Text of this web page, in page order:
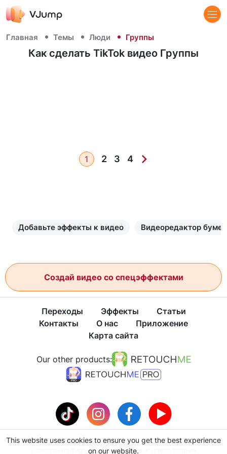
Главная Темы Люди Группы
Как сделать TikTok видео Группы
1 2 3 4
Добавьте эффекты к видео Видеоредактор
Создай видео со спецэффектами
Переходы Эффекты
Статьи
Контакты
О нас
Приложение
Карта сайта
Политика конфиденциальностиУсловия использования
Our other products:
This website uses cookies to ensure you get the best experience
on our website.